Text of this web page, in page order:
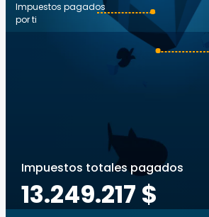
Impuestos pagados
por ti
Impuestos totales pagados
13.249.217 $